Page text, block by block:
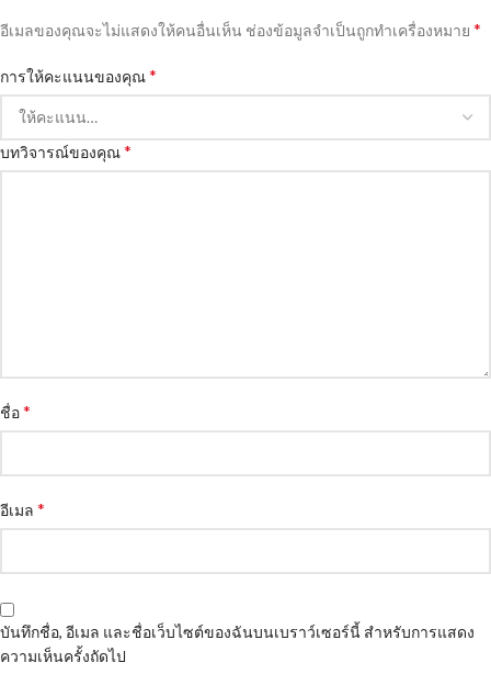
อีเมลของคุณจะไม่แสดงให้คนอื่นเห็น ช่องข้อมูลจำเป็นถูกทำเครื่องหมาย *
การให้คะแนนของคุณ*
บทวิจารณ์ของคุณ*
ชื่อ*
อีเมล *
บันทึกชื่อ, อีเมล และชื่อเว็บไซต์ของฉันบนเบราว์เซอร์นี้ สำหรับการแสดง
ความเห็นครั้งถัดไป